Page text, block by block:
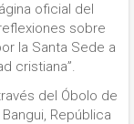
oficial del
sobre
la Santa Sede a
cristiana”.
del Óbolo de
República